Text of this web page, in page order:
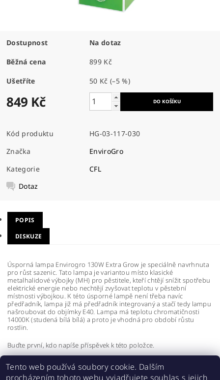
Dostupnost Na dotaz
Běžná cena 899 Kč
Ušetříte 50 Kč(–5 %)
849 Kč
Kód produktu
HG-03-117-030
Značka
EnviroGro
Kategorie
CFL
Dotaz
POPIS
DISKUZE
Úsporná lampa Envirogro 130W Extra Grow je speciálně navrhnuta
pro růst sazenic. Tato lampa je variantou místo klasické
metalhalidové výbojky (MH) pro pěstitele, kteří chtějí snížit spotřebu
elektrické energie nebo nechtějí zvyšovat teplotu v pěstební
místnosti výbojkou. K této úsporné lampě není třeba navíc
předřadník, lampa již má předřadník integrovaný a stačí tedy lampu
našroubovat do objímky E40. Lampa má teplotu chromatičnosti
14000K (studená bílá bílá) a proto je vhodná pro období růstu
rostlin.
Buďte první, kdo napíše příspěvek k této položce.
Přidat komentář
Tento web používá soubory cookie. Dalším
procházením tohoto webu vyjadřujete souhlas s jejich